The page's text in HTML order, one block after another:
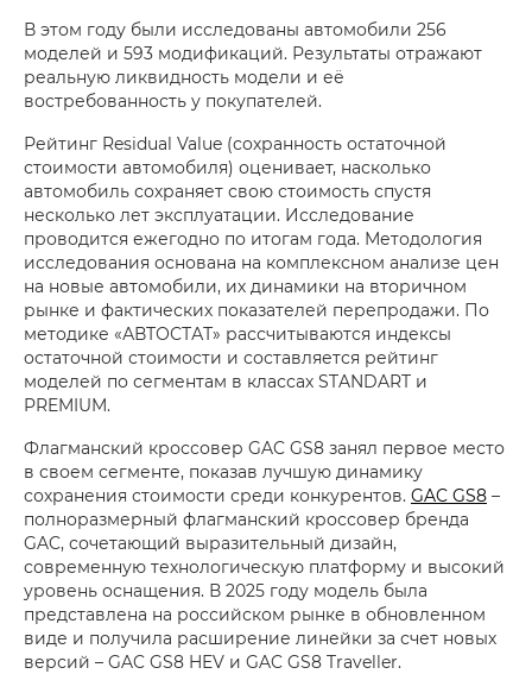
В этом году были исследованы автомобили 256
моделей и 593 модификаций. Результаты отражают
реальную ликвидность модели и её
востребованность у покупателей.
Рейтинг Residual Value (сохранность остаточной
стоимости автомобиля) оценивает, насколько
автомобиль сохраняет свою стоимость спустя
несколько лет эксплуатации. Исследование
проводится ежегодно по итогам года. Методология
исследования основана на комплексном анализе цен
на новые автомобили, их динамики на вторичном
рынке и фактических показателей перепродажи. По
методике «АВТОСТАТ» рассчитываются индексы
остаточной стоимости и составляется рейтинг
моделей по сегментам в классах STANDART и
PREMIUM.
Флагманский кроссовер GAC GS8 занял первое место
в своем сегменте, показав лучшую динамику
сохранения стоимости среди конкурентов. GAC GS8 –
полноразмерный флагманский кроссовер бренда
GAC, сочетающий выразительный дизайн,
современную технологическую платформу и высокий
уровень оснащения. В 2025 году модель была
представлена на российском рынке в обновленном
виде и получила расширение линейки за счет новых
версий – GAC GS8 HEV и GAC GS8 Traveller.